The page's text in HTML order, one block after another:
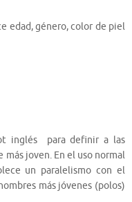
edad, género, color de piel
inglés para definir a las
más joven. En el uso normal
un paralelismo con el
más jóvenes (polos)